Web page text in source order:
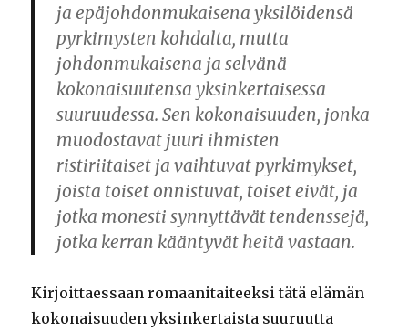
ja epäjohdonmukaisena yksilöidensä
pyrkimysten kohdalta, mutta
johdonmukaisena ja selvänä
kokonaisuutensa yksinkertaisessa
suuruudessa. Sen kokonaisuuden, jonka
muodostavat juuri ihmisten
ristiriitaiset ja vaihtuvat pyrkimykset,
joista toiset onnistuvat, toiset eivät, ja
jotka monesti synnyttävät tendenssejä,
jotka kerran kääntyvät heitä vastaan.
Kirjoittaessaan romaanitaiteeksi tätä elämän
kokonaisuuden yksinkertaista suuruutta